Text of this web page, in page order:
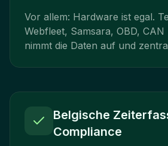
Vor allem: Hardware ist egal.
Webfleet, Samsara, OBD,
nimmt die Daten auf und
Belgische
Compliance